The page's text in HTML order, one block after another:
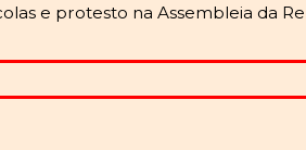
e protesto na Assembleia da